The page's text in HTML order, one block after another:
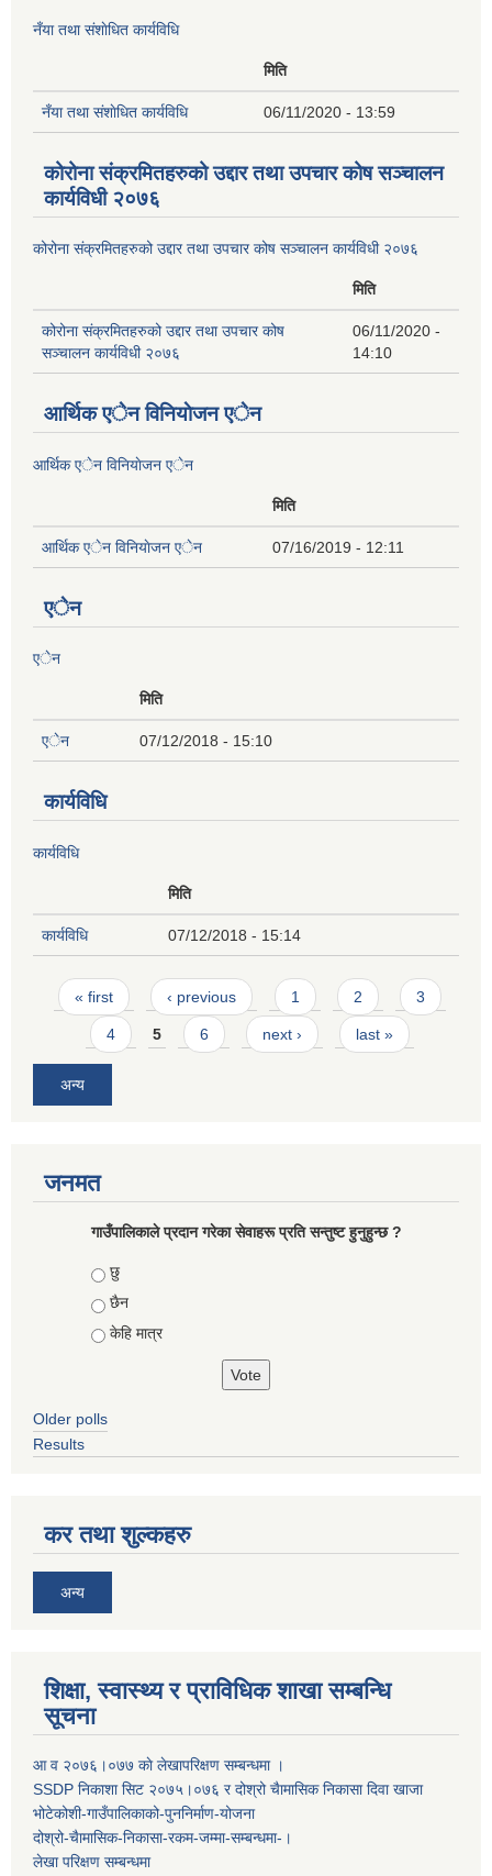
नँया तथा स‌ंशाेधित कार्यविधि
मिति
नँया तथा स‌ंशाेधित कार्यविधि 06/11/2020 - 13:59
कोरोना संक्रमितहरुको उद्दार तथा उपचार कोष सञ्चालन
कार्यविधी २०७६
कोरोना संक्रमितहरुको उद्दार तथा उपचार कोष सञ्चालन कार्यविधी २०७६
मिति
कोरोना संक्रमितहरुको उद्दार तथा उपचार कोष
सञ्चालन कार्यविधी २०७६
06/11/2020 -
14:10
आर्थिक एेन विनियाेजन एेन
आर्थिक एेन विनियाेजन एेन
मिति
आर्थिक एेन विनियाेजन एेन 07/16/2019 - 12:11
एेन
एेन
मिति
एेन 07/12/2018 - 15:10
कार्यविधि
कार्यविधि
मिति
कार्यविधि 07/12/2018 - 15:14
Pages
« first ‹ previous 1 2 3
4 5 6 next › last »
अन्य
जनमत
गाउँपालिकाले प्रदान गरेका सेवाहरू प्रति सन्तुष्ट हुनुहुन्छ ?
Choices
छु
छैन
केहि मात्र
Older polls
Results
कर तथा शुल्कहरु
अन्य
शिक्षा, स्वास्थ्य र प्राविधिक शाखा सम्बन्धि
सूचना
आ व २०७६।०७७ काे लेखापरिक्षण सम्बन्धमा ।
SSDP निकाशा सिट २०७५।०७६ र दोश्रो चैामासिक निकासा दिवा खाजा
भोटेकोशी-गाउँपालिकाको-पुननिर्माण-योजना
दोश्रो-चैामासिक-निकासा-रकम-जम्मा-सम्बन्धमा-।
लेखा परिक्षण सम्बन्धमा